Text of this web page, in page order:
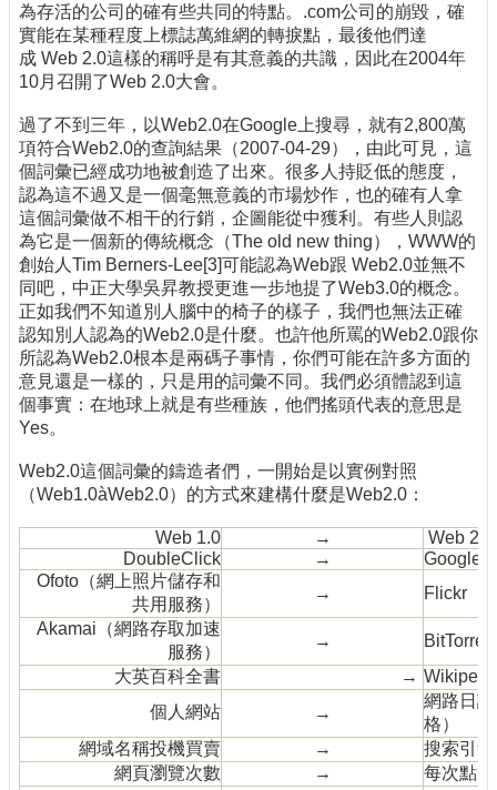
為存活的公司的確有些共同的特點。.com公司的崩毀，確
實能在某種程度上標誌萬維網的轉捩點，最後他們達
成 Web 2.0這樣的稱呼是有其意義的共識，因此在2004年
10月召開了Web 2.0大會。
過了不到三年，以Web2.0在Google上搜尋，就有2,800萬
項符合Web2.0的查詢結果（2007-04-29），由此可見，這
個詞彙已經成功地被創造了出來。很多人持貶低的態度，
認為這不過又是一個毫無意義的市場炒作，也的確有人拿
這個詞彙做不相干的行銷，企圖能從中獲利。有些人則認
為它是一個新的傳統概念（The old new thing），WWW的
創始人Tim Berners-Lee[3]可能認為Web跟 Web2.0並無不
同吧，中正大學吳昇教授更進一步地提了Web3.0的概念。
正如我們不知道別人腦中的椅子的樣子，我們也無法正確
認知別人認為的Web2.0是什麼。也許他所罵的Web2.0跟你
所認為Web2.0根本是兩碼子事情，你們可能在許多方面的
意見還是一樣的，只是用的詞彙不同。我們必須體認到這
個事實：在地球上就是有些種族，他們搖頭代表的意思是
Yes。
Web2.0這個詞彙的鑄造者們，一開始是以實例對照
（Web1.0àWeb2.0）的方式來建構什麼是Web2.0：
Web 1.0 →
Web 2.0
DoubleClick
→
Google
Ofoto（網上照片儲存和
共用服務）
→
Flickr
Akamai（網路存取加速
服務）
→
大英百科全書
→
個人網站
→
網路日
格）
網域名稱投機買賣
→
搜索引
網頁瀏覽次數
→
每次點